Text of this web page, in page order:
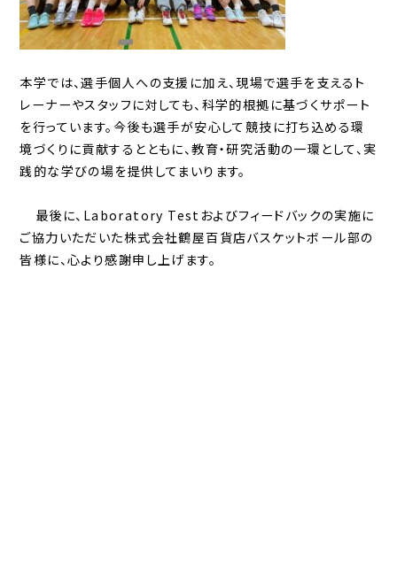
本学では、選手個人への支援に加え、現場で選手を支えるト
レーナーやスタッフに対しても、科学的根拠に基づくサポート
を行っています。今後も選手が安心して競技に打ち込める環
境づくりに貢献するとともに、教育・研究活動の一環として、実
践的な学びの場を提供してまいります。
最後に、Laboratory Testおよびフィードバックの実施に
ご協力いただいた株式会社鶴屋百貨店バスケットボール部の
皆様に、心より感謝申し上げます。